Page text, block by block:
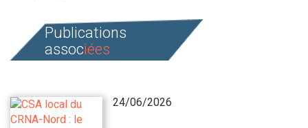
Publications
associées
24/06/2026